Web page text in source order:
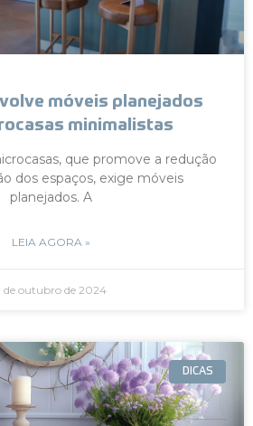
móveis planejados
minimalistas
que promove a redução
dos espaços, exige móveis
planejados. A
LEIA AGORA »
de outubro de 2024
DICAS